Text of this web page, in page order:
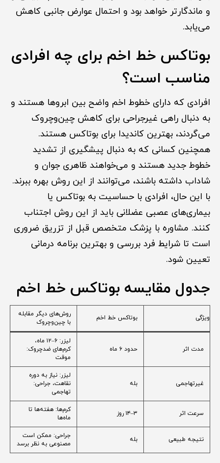
و ماندگارتر خواهد بود و احتمال عوارض جانبی کاهش
می‌یابد.
بوتاکس خط اخم برای چه افرادی
مناسب است؟
افرادی که دارای خطوط اخم واضح بین ابروها هستند و
به دنبال راهی غیرجراحی برای کاهش چین‌وچروک
می‌گردند، بهترین کاندیدا برای بوتاکس هستند.
همچنین کسانی که به دنبال پیشگیری از تشدید
خطوط جدید هستند و می‌خواهند ظاهری جوان و
شاداب داشته باشند، می‌توانند از این روش بهره ببرند.
با این حال، افرادی با حساسیت به بوتاکس یا
بیماری‌های عصبی عضلانی باید از این روش اجتناب
کنند. مشاوره با پزشک متخصص قبل از تزریق ضروری
است تا شرایط فرد بررسی و بهترین برنامه درمانی
تعیین شود.
جدول مقایسه بوتاکس خط اخم
ویژگی بوتاکس خط اخم
روش‌های دیگر مقابله
با چین‌وچروک
مدت اثر حدود ۶ ماه
لیزر: ۶–۱۲ ماه،
کرم‌های ضدچروک:
موقت
غیرتهاجمی بله
لیزر: نیاز به دوره
نقاهت، جراحی:
تهاجمی
سرعت اثر ۳–۱۴ روز
کرم‌ها: هفته‌ها تا
ماه‌ها
نتیجه طبیعی بله
جراحی: ممکن است
مصنوعی به نظر برسد